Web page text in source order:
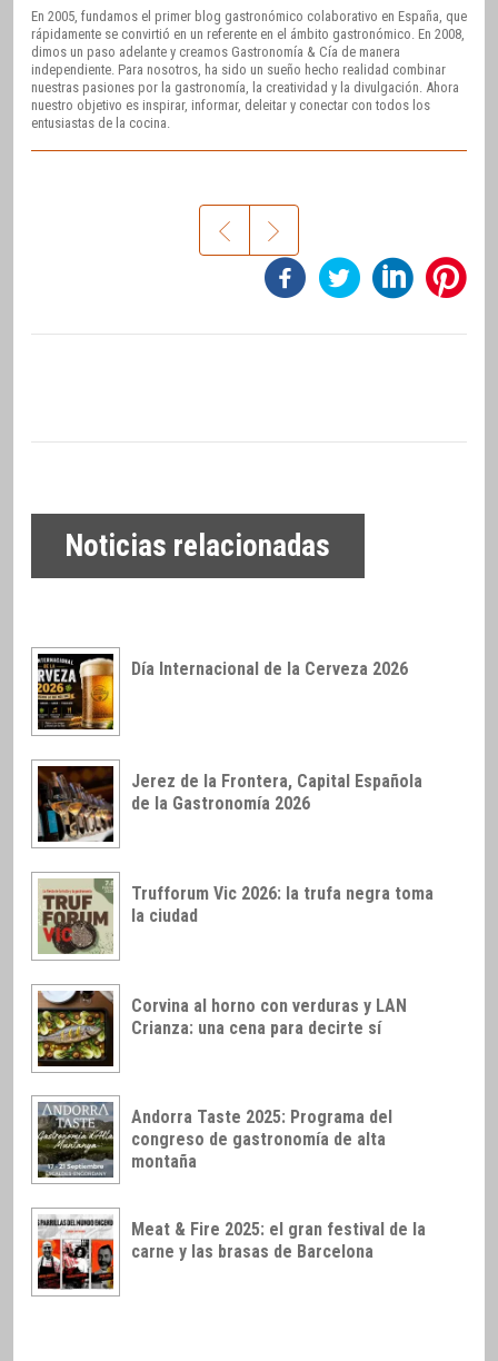
En 2005, fundamos el primer blog gastronómico colaborativo en España, que
rápidamente se convirtió en un referente en el ámbito gastronómico. En 2008,
dimos un paso adelante y creamos Gastronomía & Cía de manera
independiente. Para nosotros, ha sido un sueño hecho realidad combinar
nuestras pasiones por la gastronomía, la creatividad y la divulgación. Ahora
nuestro objetivo es inspirar, informar, deleitar y conectar con todos los
entusiastas de la cocina.
Noticias relacionadas
Día Internacional de la Cerveza 2026
Jerez de la Frontera, Capital Española
de la Gastronomía 2026
Trufforum Vic 2026: la trufa negra toma
la ciudad
Corvina al horno con verduras y LAN
Crianza: una cena para decirte sí
Andorra Taste 2025: Programa del
congreso de gastronomía de alta
montaña
Meat & Fire 2025: el gran festival de la
carne y las brasas de Barcelona